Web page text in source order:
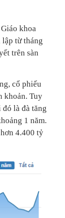
khoa
lập từ tháng
trên sàn
cổ phiếu
khoản. Tuy
là đà tăng
1 năm.
4.400 tỷ